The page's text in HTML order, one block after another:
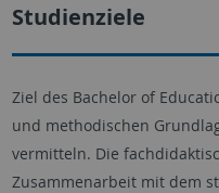
Studienziele
Ziel des Bachelor of
und methodischen
vermitteln. Die
Zusammenarbeit mit dem